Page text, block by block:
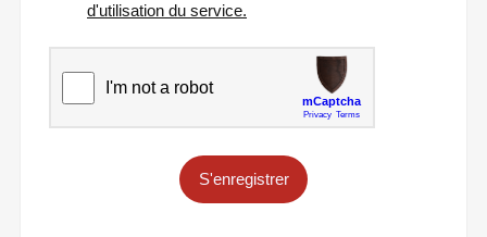
d'utilisation du service.
S'enregistrer